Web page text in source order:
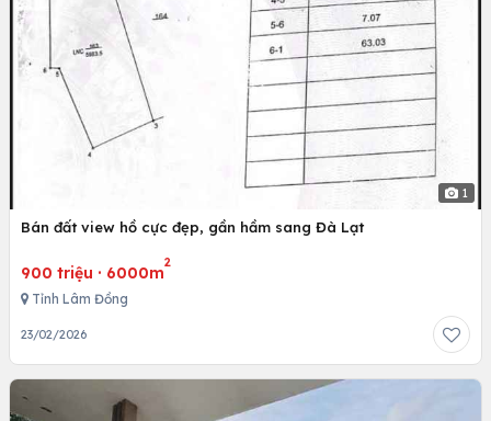
1
Bán đất view hồ cực đẹp, gần hầm sang Đà Lạt
900 triệu · 6000m
2
Tỉnh Lâm Đồng
23/02/2026